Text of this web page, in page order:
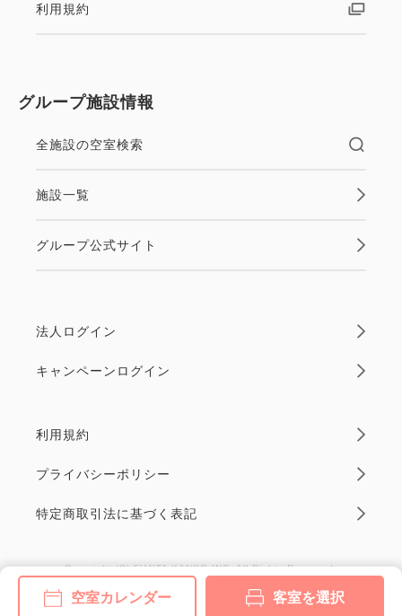
空室カレンダー 客室を選択
利用規約
グループ施設情報
全施設の空室検索
施設一覧
グループ公式サイト
法人ログイン
キャンペーンログイン
利用規約
プライバシーポリシー
特定商取引法に基づく表記
Copyright (C) FUJITA KANKO INC. All Rights Reserved.